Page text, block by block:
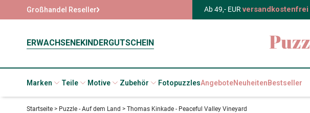
Großhandel Reseller Ab 49,- EURversandkostenfrei
ERWACHSENEKINDERGUTSCHEIN
Marken Teile Motive Zubehör FotopuzzlesAngeboteNeuheitenBestseller
Startseite > Puzzle - Auf dem Land > Thomas Kinkade - Peaceful Valley Vineyard